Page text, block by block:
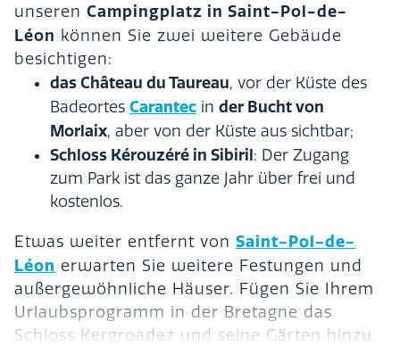
unseren Campingplatz in Saint-Pol-de-
Léon können Sie zwei weitere Gebäude
besichtigen:
das Château du Taureau, vor der Küste des
Badeortes Carantec in der Bucht von
Morlaix, aber von der Küste aus sichtbar;
Schloss Kérouzéré in Sibiril: Der Zugang
zum Park ist das ganze Jahr über frei und
kostenlos.
Etwas weiter entfernt von Saint-Pol-de-
Léon erwarten Sie weitere Festungen und
außergewöhnliche Häuser. Fügen Sie Ihrem
Urlaubsprogramm in der Bretagne das
Schloss Kergroadez und seine Gärten hinzu.